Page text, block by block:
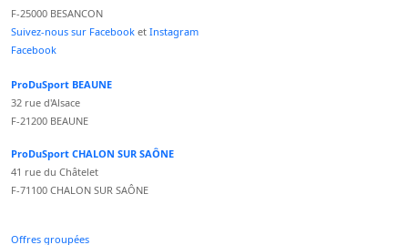
F-25000 BESANCON
Suivez-nous sur Facebook et Instagram
Facebook
ProDuSport BEAUNE
32 rue d'Alsace
F-21200 BEAUNE
ProDuSport CHALON SUR SAÔNE
41 rue du Châtelet
F-71100 CHALON SUR SAÔNE
Offres groupées